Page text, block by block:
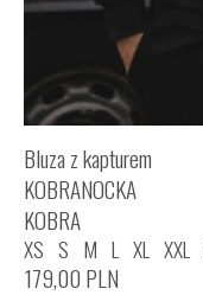
Bluza z kapturem
KOBRANOCKA
KOBRA
XS S M L XL XXL
179,00 PLN